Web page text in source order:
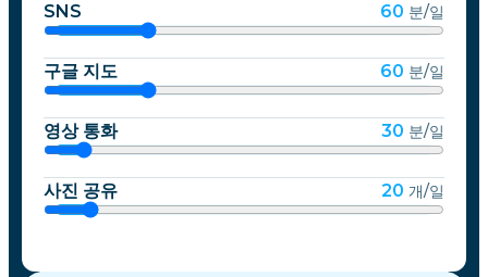
SNS 60 분/일
구글 지도 60 분/일
영상 통화 30 분/일
사진 공유 20 개/일